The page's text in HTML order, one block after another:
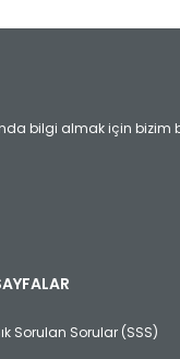
bulunuyor.
pahalı.
olmalı.
bilgi almak için bizim
Sorulan Sorular (SSS)